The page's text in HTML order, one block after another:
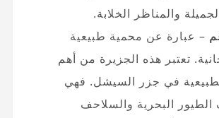
والمناظر الخلابة.
– عبارة عن محمية طبيعية
تعتبر هذه الجزيرة من أهم
في جزر السيشل. فهي
البحرية والسلاحف